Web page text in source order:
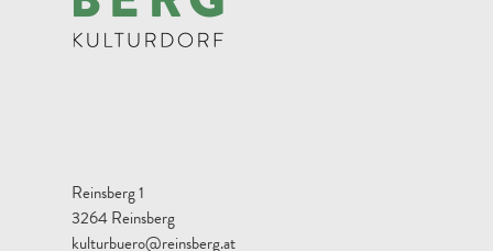
Reinsberg 1
3264 Reinsberg
kulturbuero@reinsberg.at